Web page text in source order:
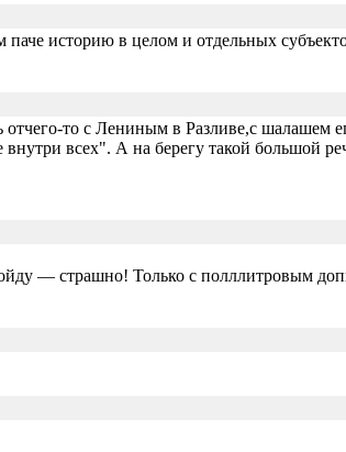
историю в целом и отдельных
то с Лениным в Разливе,с шалашем
всех". А на берегу такой большой
— страшно! Только с полллитровым